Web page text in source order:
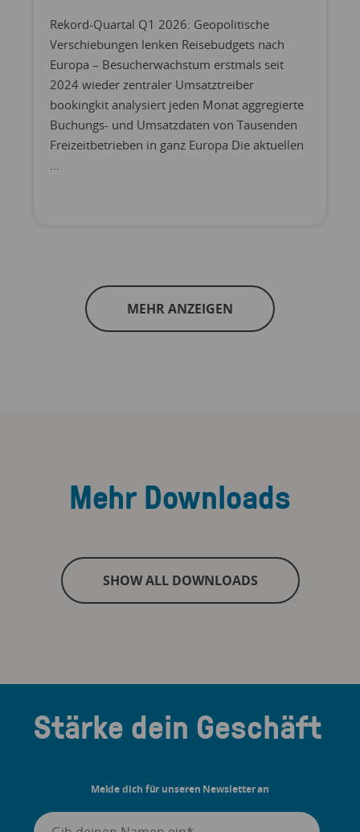
Rekord-Quartal Q1 2026: Geopolitische
Verschiebungen lenken Reisebudgets nach
Europa – Besucherwachstum erstmals seit
2024 wieder zentraler Umsatztreiber
bookingkit analysiert jeden Monat aggregierte
Buchungs- und Umsatzdaten von Tausenden
Freizeitbetrieben in ganz Europa Die aktuellen
...
MEHR ANZEIGEN
Mehr Downloads
SHOW ALL DOWNLOADS
Stärke dein Geschäft
Melde dich für unseren Newsletter an